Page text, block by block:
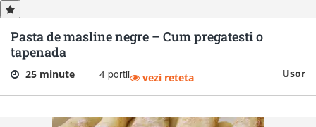
Pasta de masline negre – Cum pregatesti o
tapenada
25 minute 4 portii Usor
vezi reteta